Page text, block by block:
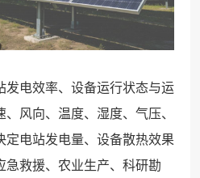
发电效率、设备运行状态与运
风向、温度、湿度、气压、
定电站发电量、设备散热效果
急救援、农业生产、科研勘